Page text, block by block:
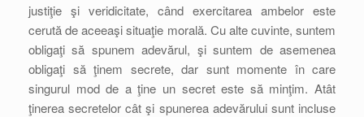
justiţie şi veridicitate, când exercitarea ambelor este
cerută de aceeaşi situaţie morală. Cu alte cuvinte, suntem
obligaţi să spunem adevărul, şi suntem de asemenea
obligaţi să ţinem secrete, dar sunt momente în care
singurul mod de a ţine un secret este să minţim. Atât
ţinerea secretelor cât şi spunerea adevărului sunt incluse